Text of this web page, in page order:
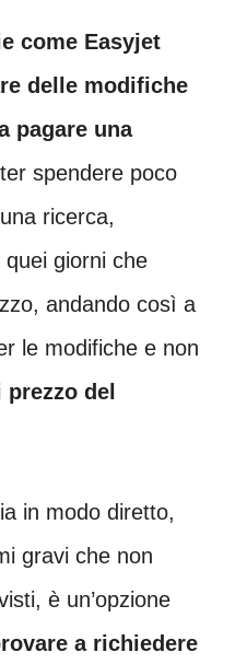
come Easyjet
delle modifiche
pagare una
spendere poco
ricerca,
giorni che
andando così a
le modifiche e non
del
in modo diretto,
gravi che non
è un’opzione
a richiedere